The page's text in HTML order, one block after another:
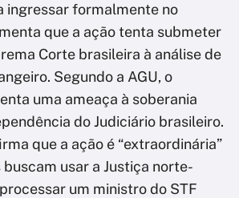
ingressar formalmente no
que a ação tenta submeter
Corte brasileira à análise de
Segundo a AGU, o
uma ameaça à soberania
do Judiciário brasileiro.
que a ação é “extraordinária”
buscam usar a Justiça norte-
um ministro do STF